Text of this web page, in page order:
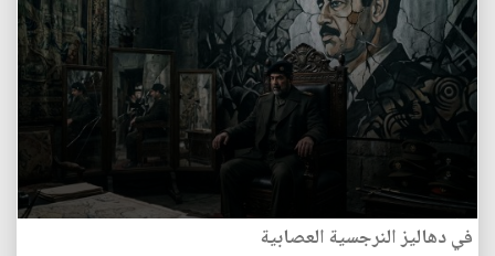
في دهاليز النرجسية العصابية